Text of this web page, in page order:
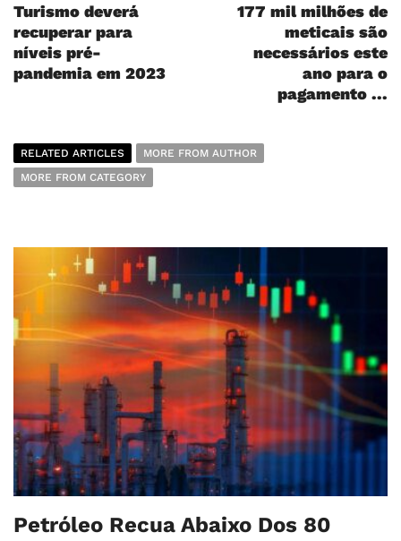
Turismo deverá
recuperar para
níveis pré-
pandemia em 2023
177 mil milhões de
meticais são
necessários este
ano para o
pagamento ...
RELATED ARTICLES
MORE FROM AUTHOR
MORE FROM CATEGORY
Petróleo Recua Abaixo Dos 80